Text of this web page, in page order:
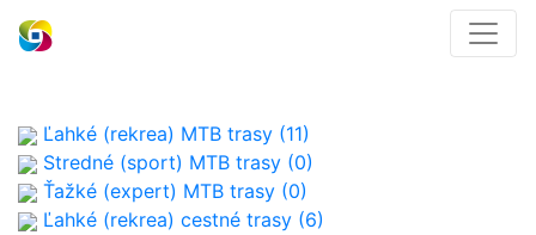
Ľahké (rekrea) MTB trasy (11)
Stredné (sport) MTB trasy (0)
Ťažké (expert) MTB trasy (0)
Ľahké (rekrea) cestné trasy (6)